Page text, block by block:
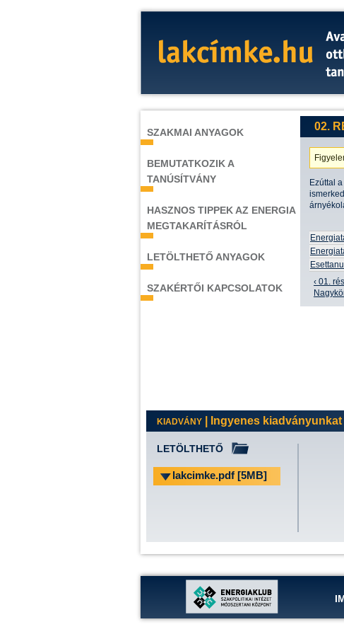
SZAKMAI ANYAGOK
BEMUTATKOZIK A
TANÚSÍTVÁNY
HASZNOS TIPPEK AZ ENERGIA
MEGTAKARÍTÁSRÓL
LETÖLTHETŐ ANYAGOK
SZAKÉRTŐI KAPCSOLATOK
02.
Ezúttal
‹ 01.
KIADVÁNY | Ingyenes
LETÖLTHETŐ
lakcimke.pdf [5MB]